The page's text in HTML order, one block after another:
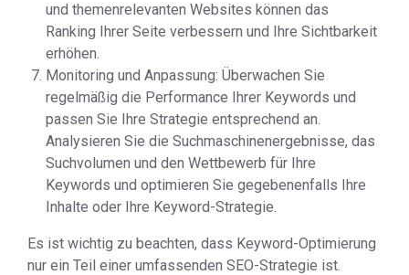
und themenrelevanten Websites können das
Ranking Ihrer Seite verbessern und Ihre Sichtbarkeit
erhöhen.
Monitoring und Anpassung: Überwachen Sie
regelmäßig die Performance Ihrer Keywords und
passen Sie Ihre Strategie entsprechend an.
Analysieren Sie die Suchmaschinenergebnisse, das
Suchvolumen und den Wettbewerb für Ihre
Keywords und optimieren Sie gegebenenfalls Ihre
Inhalte oder Ihre Keyword-Strategie.
Es ist wichtig zu beachten, dass Keyword-Optimierung
nur ein Teil einer umfassenden SEO-Strategie ist.